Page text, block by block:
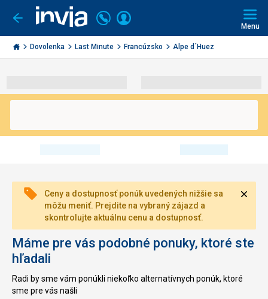
Ísť
späť
Invia.sk
Volajte
+421
2
3221
Prihlásiť
Menu
Dovolenka Last Minute Francúzsko Alpe d´Huez
Ceny a dostupnosť ponúk uvedených nižšie sa
môžu meniť. Prejdite na vybraný zájazd a
skontrolujte aktuálnu cenu a dostupnosť.
Máme pre vás podobné ponuky, ktoré ste
hľadali
Radi by sme vám ponúkli niekoľko alternatívnych ponúk, ktoré
sme pre vás našli